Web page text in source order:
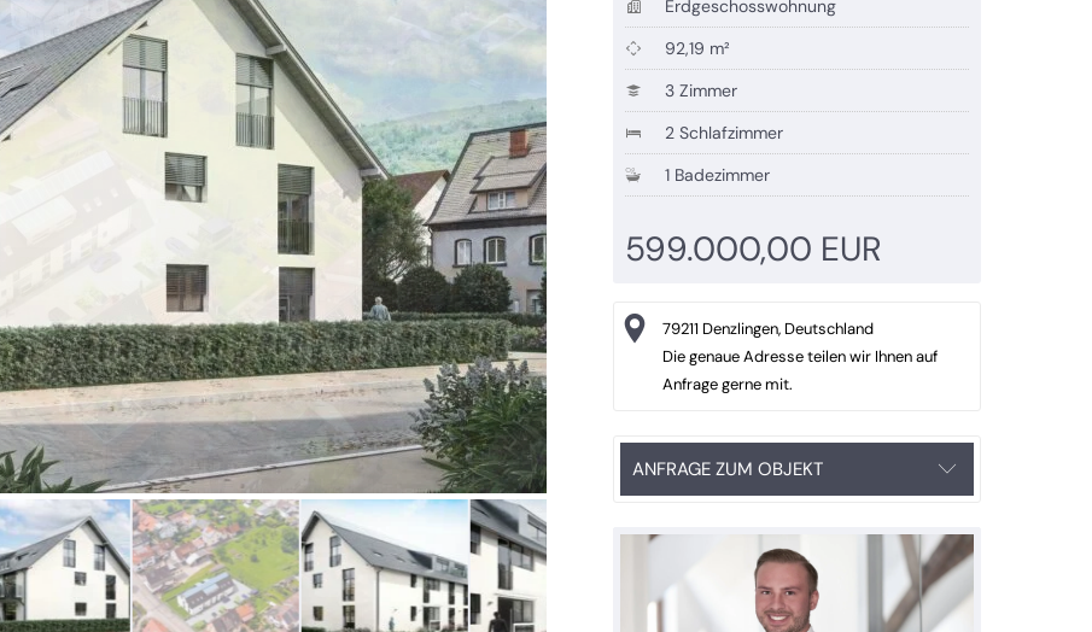
Erdgeschosswohnung
92,19 m²
3 Zimmer
2 Schlafzimmer
1 Badezimmer
599.000,00 EUR
79211 Denzlingen, Deutschland
Die genaue Adresse teilen wir Ihnen auf
Anfrage gerne mit.
ANFRAGE ZUM OBJEKT